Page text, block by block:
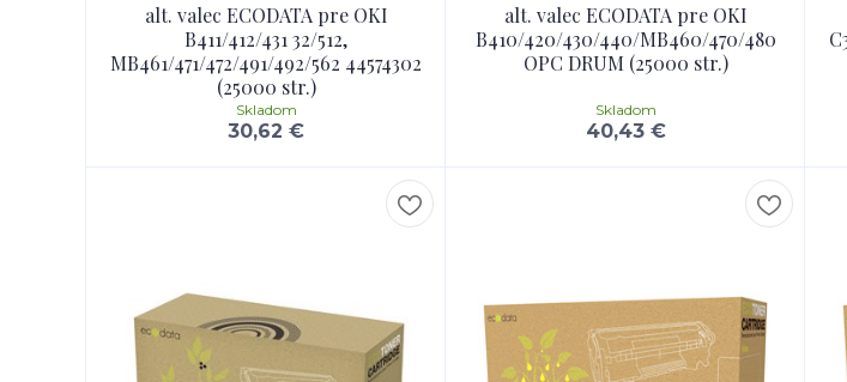
alt. valec ECODATA pre OKI
B411/412/431 32/512,
MB461/471/472/491/492/562 44574302
(25000 str.)
30,62 €
Skladom
alt. valec ECODATA pre OKI
B410/420/430/440/MB460/470/480
OPC DRUM (25000 str.)
40,43 €
Skladom